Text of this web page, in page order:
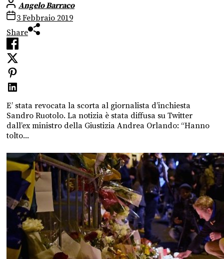
Angelo Barraco
3 Febbraio 2019
Share
E’ stata revocata la scorta al giornalista d’inchiesta
Sandro Ruotolo. La notizia è stata diffusa su Twitter
dall’ex ministro della Giustizia Andrea Orlando: “Hanno
tolto...